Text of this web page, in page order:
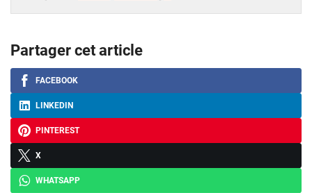
Partager cet article
FACEBOOK
LINKEDIN
PINTEREST
X
WHATSAPP